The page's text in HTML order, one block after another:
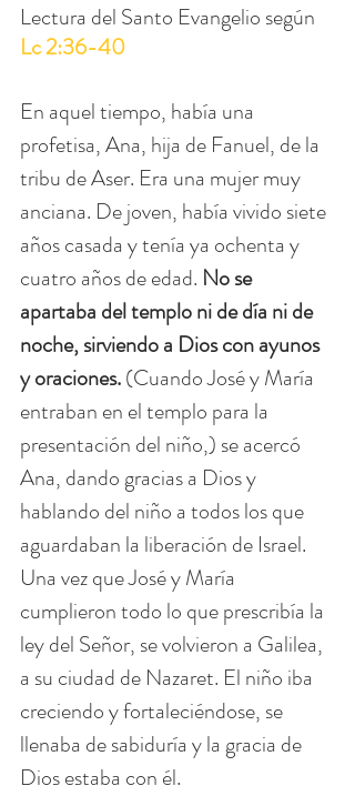
Lectura del Santo Evangelio según
Lc 2:36-40
En aquel tiempo, había una
profetisa, Ana, hija de Fanuel, de la
tribu de Aser. Era una mujer muy
anciana. De joven, había vivido siete
años casada y tenía ya ochenta y
cuatro años de edad. No se
apartaba del templo ni de día ni de
noche, sirviendo a Dios con ayunos
y oraciones. (Cuando José y María
entraban en el templo para la
presentación del niño,) se acercó
Ana, dando gracias a Dios y
hablando del niño a todos los que
aguardaban la liberación de Israel.
Una vez que José y María
cumplieron todo lo que prescribía la
ley del Señor, se volvieron a Galilea,
a su ciudad de Nazaret. El niño iba
creciendo y fortaleciéndose, se
llenaba de sabiduría y la gracia de
Dios estaba con él.